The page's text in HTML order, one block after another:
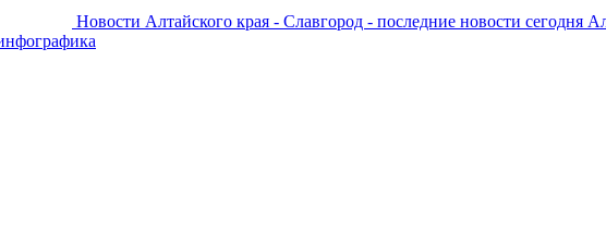
Новости Алтайского края - Славгород - последние новости сегодня